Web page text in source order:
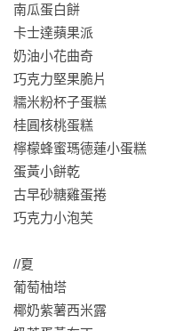
南瓜蛋白餅
卡士達蘋果派
奶油小花曲奇
巧克力堅果脆片
糯米粉杯子蛋糕
桂圓核桃蛋糕
檸檬蜂蜜瑪德蓮小蛋糕
蛋黃小餅乾
古早砂糖雞蛋捲
巧克力小泡芙
//夏
葡萄柚塔
椰奶紫薯西米露